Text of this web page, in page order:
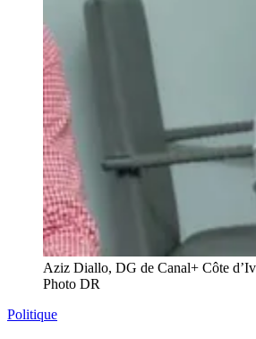
Aziz Diallo, DG de Canal+ Côte
Photo DR
Politique